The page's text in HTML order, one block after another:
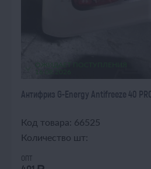
Антифриз G-Energy Antifreeze 40 PRO
Код товара: 66525
Количество шт:
опт